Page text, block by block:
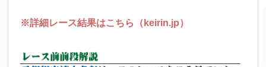
※詳細レース結果はこちら（keirin.jp）